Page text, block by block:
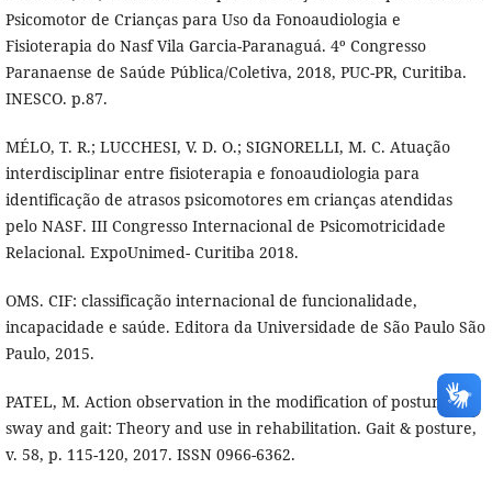
Psicomotor de Crianças para Uso da Fonoaudiologia e
Fisioterapia do Nasf Vila Garcia-Paranaguá. 4º Congresso
Paranaense de Saúde Pública/Coletiva, 2018, PUC-PR, Curitiba.
INESCO. p.87.
MÉLO, T. R.; LUCCHESI, V. D. O.; SIGNORELLI, M. C. Atuação
interdisciplinar entre fisioterapia e fonoaudiologia para
identificação de atrasos psicomotores em crianças atendidas
pelo NASF. III Congresso Internacional de Psicomotricidade
Relacional. ExpoUnimed- Curitiba 2018.
OMS. CIF: classificação internacional de funcionalidade,
incapacidade e saúde. Editora da Universidade de São Paulo São
Paulo, 2015.
PATEL, M. Action observation in the modification of postural
sway and gait: Theory and use in rehabilitation. Gait & posture,
v. 58, p. 115-120, 2017. ISSN 0966-6362.